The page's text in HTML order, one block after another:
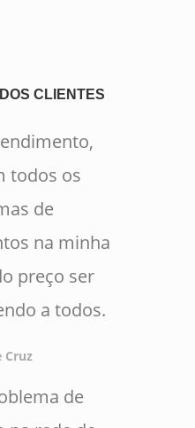
CLIENTES
todos os
de
na minha
preço ser
a todos.
Cruz
de